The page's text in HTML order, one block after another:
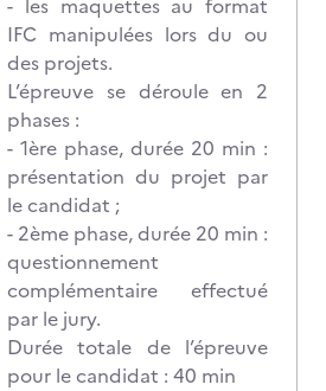
- les maquettes au format
IFC manipulées lors du ou
des projets.
L’épreuve se déroule en 2
phases :
- 1ère phase, durée 20 min :
présentation du projet par
le candidat ;
- 2ème phase, durée 20 min :
questionnement
complémentaire effectué
par le jury.
Durée totale de l’épreuve
pour le candidat : 40 min